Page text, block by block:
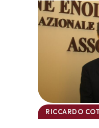
RICCARDO